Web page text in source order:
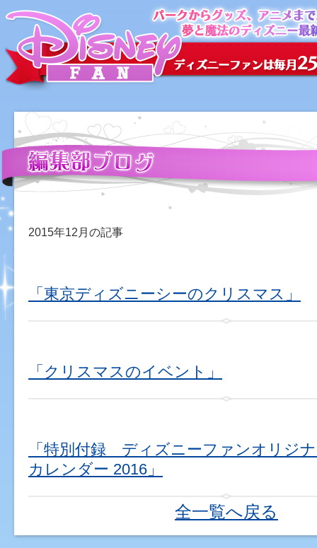
2015年12月の記事
「東京ディズニーシーのクリスマス」
「クリスマスのイベント」
「特別付録 ディズニーファンオリジ
カレンダー 2016」
全一覧へ戻る